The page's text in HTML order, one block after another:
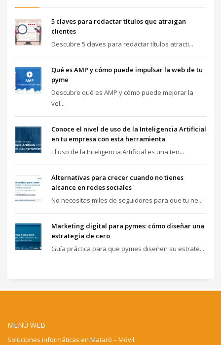
5 claves para redactar títulos que atraigan
clientes
Descubre 5 claves para redactar títulos atracti...
Qué es AMP y cómo puede impulsar la web de tu
pyme
Descubre qué es AMP y cómo puede mejorar la
vel...
Conoce el nivel de uso de la Inteligencia Artificial
en tu empresa con esta herramienta
El uso de la Inteligencia Artificial es una ten...
Alternativas para crecer cuando no tienes
alcance en redes sociales
No necesitas miles de seguidores para que tu ne...
Marketing digital para pymes: cómo diseñar una
estrategia de cero
Guía práctica para que pymes diseñen su estrate...
MENÚ WEB
Soluciones informáticas en Mataró – Móvil